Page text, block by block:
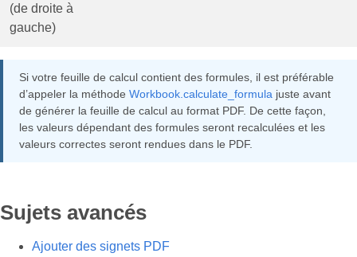
(de droite à
gauche)
Si votre feuille de calcul contient des formules, il est préférable
d’appeler la méthode Workbook.calculate_formula juste avant
de générer la feuille de calcul au format PDF. De cette façon,
les valeurs dépendant des formules seront recalculées et les
valeurs correctes seront rendues dans le PDF.
Sujets avancés
Ajouter des signets PDF